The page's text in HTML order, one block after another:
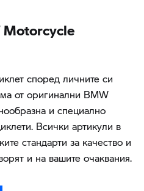
според личните си
от оригинални BMW
и специално
Всички артикули в
стандарти за качество и
и на вашите очаквания.